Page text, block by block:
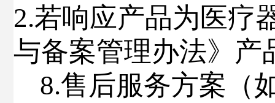
2.若响应产品为医疗
与备案管理办法》产
8.售后服务方案 （